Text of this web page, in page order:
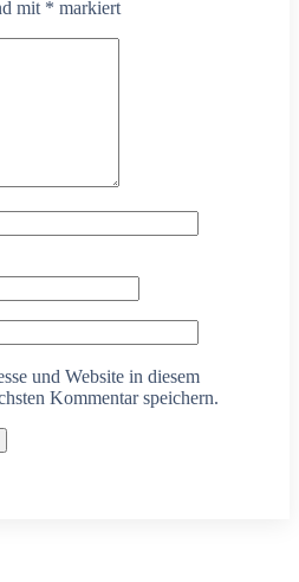
mit * markiert
und Website in diesem
Kommentar speichern.